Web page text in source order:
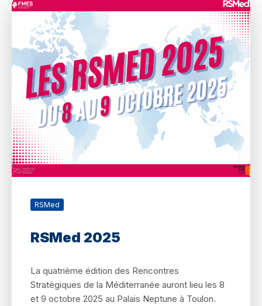
RSMed
RSMed 2025
La quatrième édition des Rencontres
Stratégiques de la Méditerranée auront lieu les 8
et 9 octobre 2025 au Palais Neptune à Toulon.